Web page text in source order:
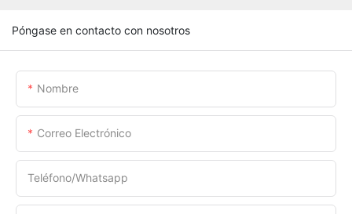
Póngase en contacto con nosotros
Nombre
Correo Electrónico
Teléfono/whatsapp